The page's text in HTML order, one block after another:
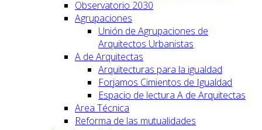
Observatorio 2030
Agrupaciones
Unión de Agrupaciones de
Arquitectos Urbanistas
A de Arquitectas
Arquitecturas para la igualdad
Forjamos Cimientos de Igualdad
Espacio de lectura A de Arquitectas
Area Técnica
Reforma de las mutualidades